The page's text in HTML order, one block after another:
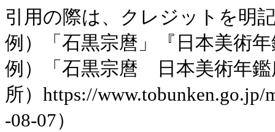
引用の際は、クレジットを明
例）「石黒宗麿」『日本美術
例）「石黒宗麿 日本美術年鑑
所）https://
-08-07）